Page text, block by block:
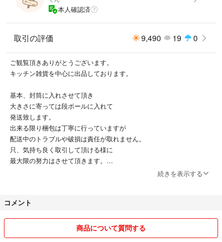
本人確認済
取引の評価 9,490 19 0
ご観覧頂きありがとうございます。
キッチン雑貨を中心に出品しております。
基本、封筒に入れさせて頂き
大きさに寄っては段ボールに入れて
発送致します。
出来る限り梱包は丁寧に行っていますが
配送中のトラブルや破損は責任が取れません。
只、気持ち良く取引して頂ける様に
最大限の努力はさせて頂きます。
・佐川急便での発送
・かんたんラクマパックの出品
と3パターンでの発送方法の出品になります。
続きを表示する
コメント
商品について質問する